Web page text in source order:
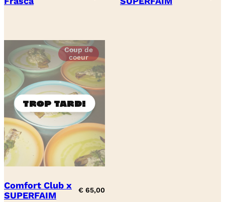
Coup de
coeur
Comfort Club x
SUPERFAIM
€ 65,00